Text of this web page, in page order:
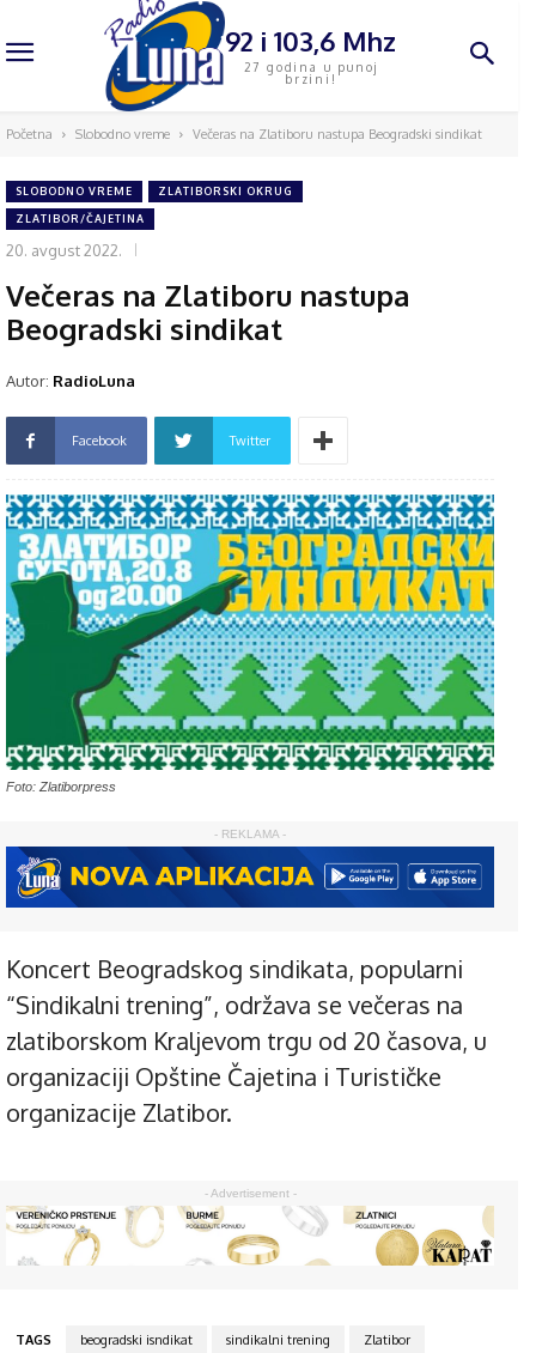
92 i 103,6 Mhz
27 godina u punoj
brzini!
Početna Slobodno vreme Večeras na Zlatiboru nastupa Beogradski sindikat
SLOBODNO VREME ZLATIBORSKI OKRUG
ZLATIBOR/ČAJETINA
20. avgust 2022.
Večeras na Zlatiboru nastupa
Beogradski sindikat
Autor: RadioLuna
Facebook Twitter
Foto: Zlatiborpress
- REKLAMA -
Koncert Beogradskog sindikata, popularni
“Sindikalni trening”, održava se večeras na
zlatiborskom Kraljevom trgu od 20 časova, u
organizaciji Opštine Čajetina i Turističke
organizacije Zlatibor.
- Advertisement -
TAGS beogradski isndikat sindikalni trening Zlatibor